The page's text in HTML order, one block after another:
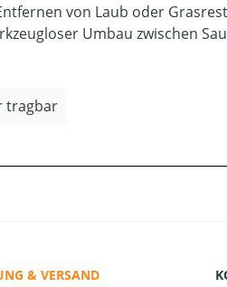
von Laub oder
Umbau zwischen
tragbar
& VERSAND